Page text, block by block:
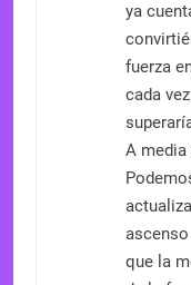
ya
fuerza
cada
A
que la